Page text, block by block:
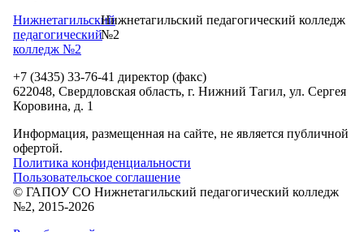
Нижнетагильский
педагогический
колледж №2
Нижнетагильский педагогический колледж
№2
+7 (3435) 33-76-41 директор (факс)
622048, Свердловская область, г. Нижний Тагил, ул. Сергея
Коровина, д. 1
Информация, размещенная на сайте, не является публичной
офертой.
Политика конфиденциальности
Пользовательское соглашение
© ГАПОУ СО Нижнетагильский педагогический колледж
№2, 2015-2026